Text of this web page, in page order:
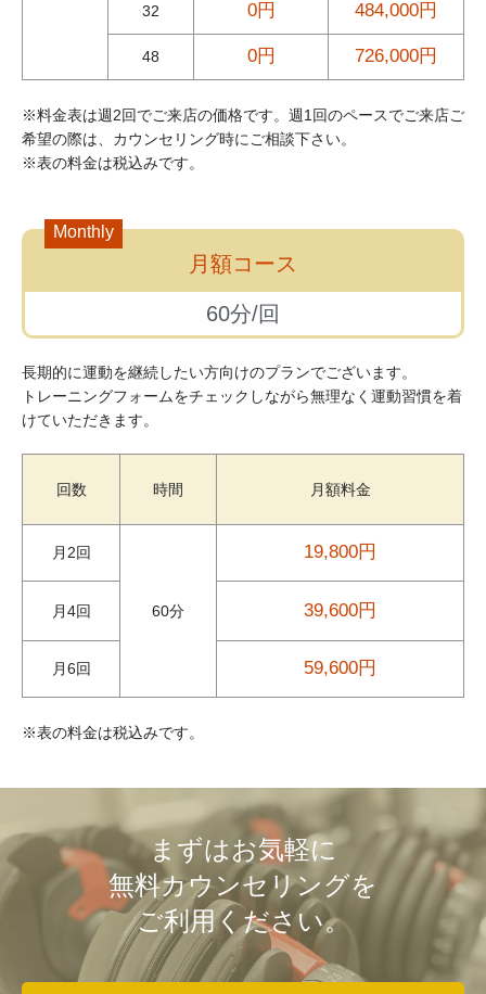
32 0円 484,000円
48 0円 726,000円
※料金表は週2回でご来店の価格です。週1回のペースでご来店ご
希望の際は、カウンセリング時にご相談下さい。
※表の料金は税込みです。
Monthly
月額コース
60分/回
長期的に運動を継続したい方向けのプランでございます。
トレーニングフォームをチェックしながら無理なく運動習慣を着
けていただきます。
回数 時間 月額料金
月2回
60分
19,800円
月4回 39,600円
月6回 59,600円
※表の料金は税込みです。
まずはお気軽に
無料カウンセリングを
ご利用ください。